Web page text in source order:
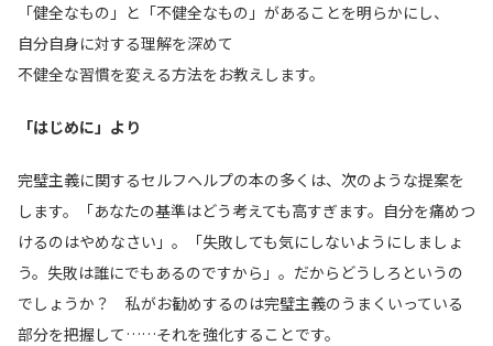
「健全なもの」と「不健全なもの」があることを明らかにし、
自分自身に対する理解を深めて
不健全な習慣を変える方法をお教えします。
「はじめに」より
完璧主義に関するセルフヘルプの本の多くは、次のような提案を
します。「あなたの基準はどう考えても高すぎます。自分を痛めつ
けるのはやめなさい」。「失敗しても気にしないようにしましょ
う。失敗は誰にでもあるのですから」。だからどうしろというの
でしょうか？ 私がお勧めするのは完璧主義のうまくいっている
部分を把握して……それを強化することです。